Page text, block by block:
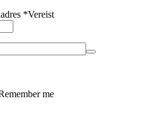
*Vereist
me